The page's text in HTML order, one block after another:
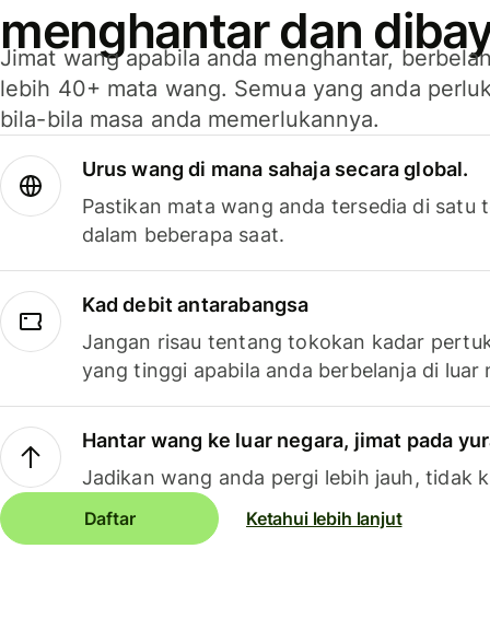
menghantar dan
Jimat wang apabila anda menghantar,
lebih 40+ mata wang. Semua yang anda
bila-bila masa anda memerlukannya.
Urus wang di mana sahaja secara global.
Pastikan mata wang anda tersedia di satu
dalam beberapa saat.
Kad debit antarabangsa
Jangan risau tentang tokokan kadar
yang tinggi apabila anda berbelanja di luar
Hantar wang ke luar negara, jimat pada
Jadikan wang anda pergi lebih jauh, tidak
Daftar Ketahui lebih lanjut